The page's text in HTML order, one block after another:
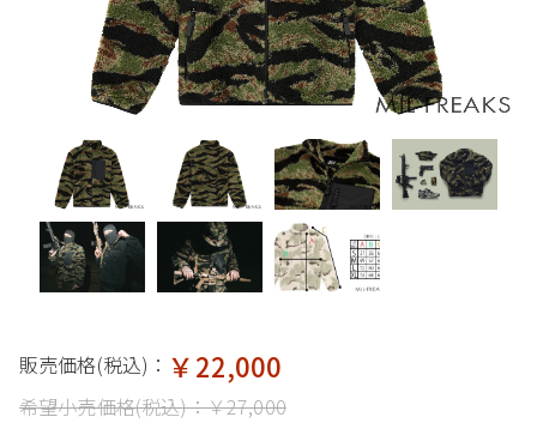
販売価格(税込)： ￥22,000
希望小売価格(税込)：￥27,000